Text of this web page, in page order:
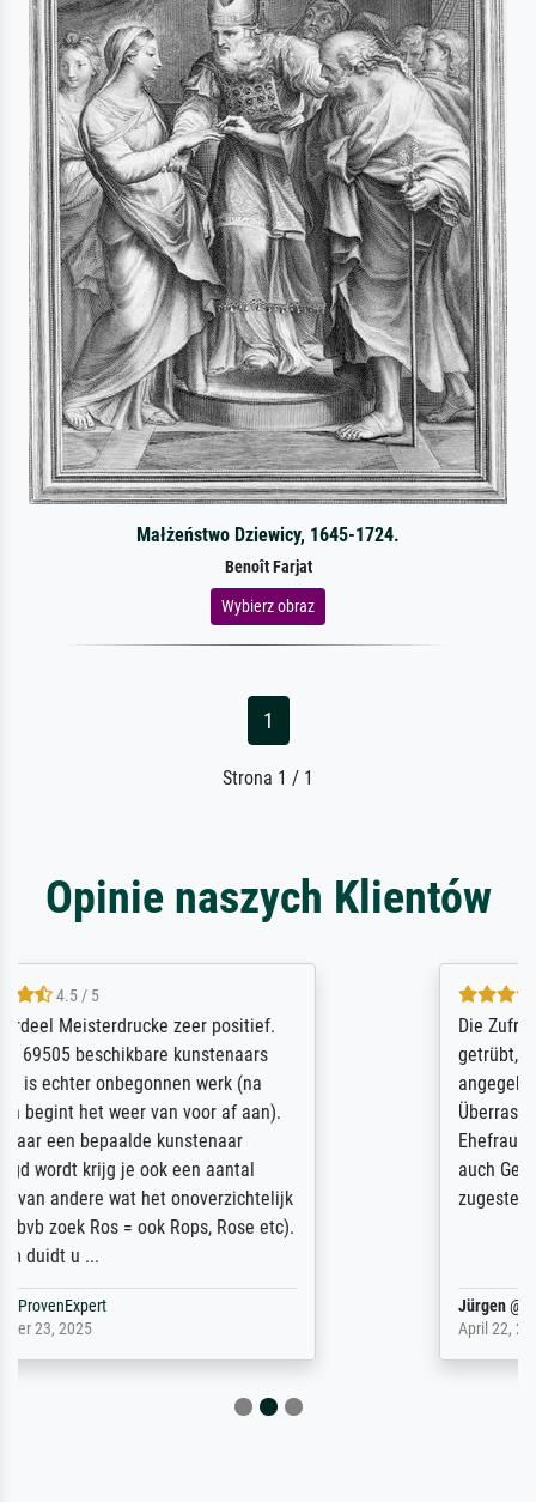
Małżeństwo Dziewicy, 1645-1724.
Benoît Farjat
Wybierz obraz
1
Strona 1 / 1
Opinie naszych Klientów
Die Zufriedenheit ist auch nicht dadurch
getrübt, dass das Bild entgegen einer
angegebenen Lieferanschrift (sollte eine
Überraschung für die normannische
Ehefrau sein zum Hochzeits- gleichzeitig
auch Geburtstag sein) doch nach zu Hause
zugestellt wurde.
Jürgen